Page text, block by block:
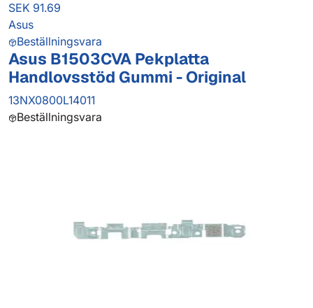
SEK 91.69
Asus
Beställningsvara
Asus B1503CVA Pekplatta
Handlovsstöd Gummi - Original
13NX0800L14011
Beställningsvara